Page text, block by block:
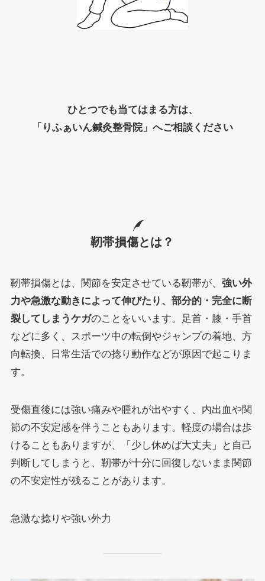
ひとつでも当てはまる方は、
「りふぁいん鍼灸整骨院」へご相談ください
靭帯損傷とは？
靭帯損傷とは、関節を安定させている靭帯が、 強い外
力や急激な動きによって伸びたり、部分的・完全に断
裂してしまうケガのことをいいます。足首・膝・手首
などに多く、スポーツ中の転倒やジャンプの着地、方
向転換、日常生活での捻り動作などが原因で起こりま
す。
受傷直後には強い痛みや腫れが出やすく、内出血や関
節の不安定感を伴うこともあります。軽度の場合は歩
けることもありますが、「少し休めば大丈夫」と自己
判断してしまうと、靭帯が十分に回復しないまま関節
の不安定性が残ることがあります。
急激な捻りや強い外力